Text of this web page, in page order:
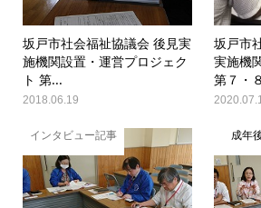
坂戸市社会福祉協議会 後見実
施機関設置・運営プロジェク
ト 第...
2018.06.19
坂戸市
実施機
第７・
インタビュー記事 成年